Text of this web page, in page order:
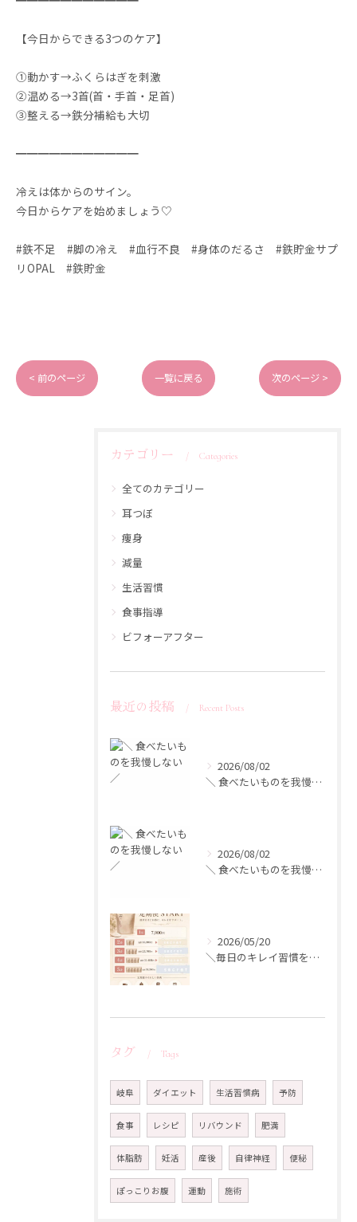
【今日からできる3つのケア】
①動かす→ふくらはぎを刺激
②温める→3首(首・手首・足首)
③整える→鉄分補給も大切
━━━━━━━━━━━
冷えは体からのサイン。
今日からケアを始めましょう♡
#鉄不足 #脚の冷え #血行不良 #身体のだるさ #鉄貯金サプ
リOPAL #鉄貯金
< 前のページ 一覧に戻る 次のページ >
カテゴリー Categories
全てのカテゴリー
耳つぼ
痩身
減量
生活習慣
食事指導
ビフォーアフター
最近の投稿 Recent Posts
2026/08/02
＼ 食べたいものを我慢しない ／
2026/08/02
＼ 食べたいものを我慢しない ／
2026/05/20
＼毎日のキレイ習慣を、もっとお得に／
タグ Tags
岐阜 ダイエット 生活習慣病 予防
食事 レシピ リバウンド 肥満
体脂肪 妊活 産後 自律神経 便秘
ぽっこりお腹 運動 施術